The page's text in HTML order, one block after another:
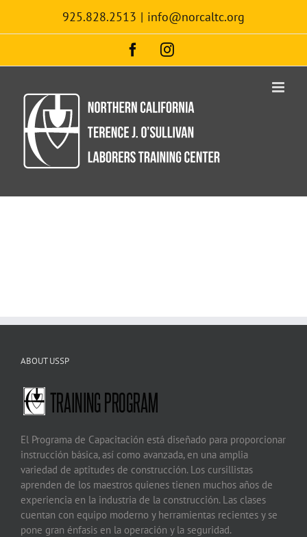
content
925.828.2513 | info@norcaltc.org
FacebookInstagram
ABOUT USSP
El Programa de Capacitación está diseñado para proporcionar
instrucción básica, así como avanzada, en una amplia
variedad de aptitudes de construcción. Los cursillistas
aprenden de los maestros quienes tienen muchos años de
experiencia en la industria de la construcción. Las clases
cuentan con equipo moderno y herramientas recientes y se
pone gran énfasis en la operación y la seguridad.